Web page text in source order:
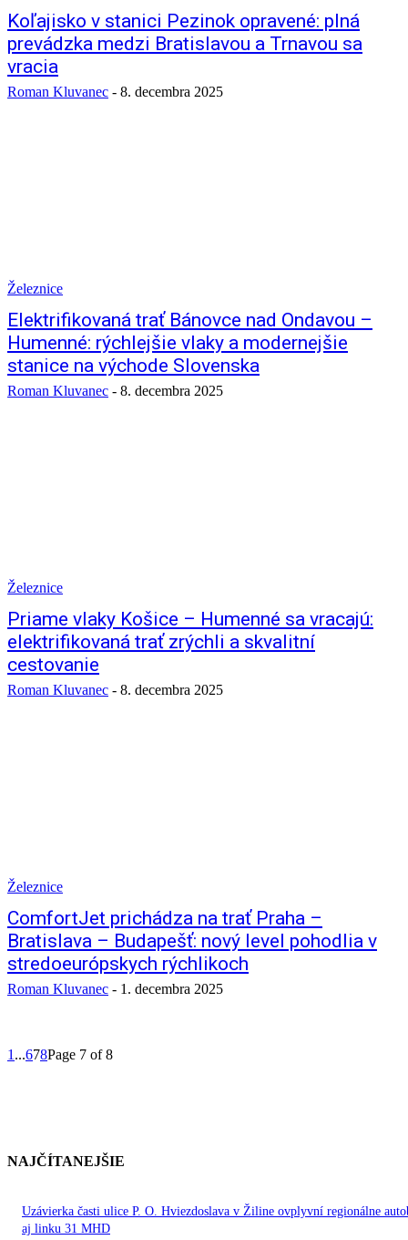
Koľajisko v stanici Pezinok opravené: plná
prevádzka medzi Bratislavou a Trnavou sa
vracia
Roman Kluvanec - 8. decembra 2025
Železnice
Elektrifikovaná trať Bánovce nad Ondavou –
Humenné: rýchlejšie vlaky a modernejšie
stanice na východe Slovenska
Roman Kluvanec - 8. decembra 2025
Železnice
Priame vlaky Košice – Humenné sa vracajú:
elektrifikovaná trať zrýchli a skvalitní
cestovanie
Roman Kluvanec - 8. decembra 2025
Železnice
ComfortJet prichádza na trať Praha –
Bratislava – Budapešť: nový level pohodlia v
stredoeurópskych rýchlikoch
Roman Kluvanec - 1. decembra 2025
1 ...678Page 7 of 8
NAJČÍTANEJŠIE
Uzávierka časti ulice P. O. Hviezdoslava v Žiline ovplyvní regionálne
aj linku 31 MHD